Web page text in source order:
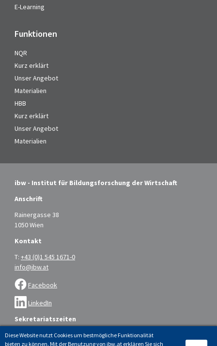
E-Learning
Funktionen
NQR
Kurz erklärt
Unser Angebot
Materialien
HBB
Kurz erklärt
Unser Angebot
Materialien
ibw - Institut für Bildungsforschung der Wirtschaft
Anschrift
Rainergasse 38
1050 Wien
Kontakt
T: +43 (0)1 545 1671-0
info@ibw.at
Facebook
LinkedIn
Sekretariatszeiten
Montag bis Donnerstag: 9.00 – 16.00 Uhr
Diese Website nutzt Cookies um bestmögliche Funktionalität
bieten zu können. Mit der Benutzung von ibw.at erklären Sie sich